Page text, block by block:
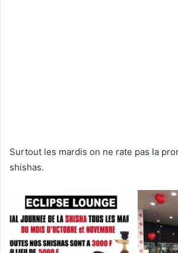
Surtout les mardis on ne rate pas la
shishas.